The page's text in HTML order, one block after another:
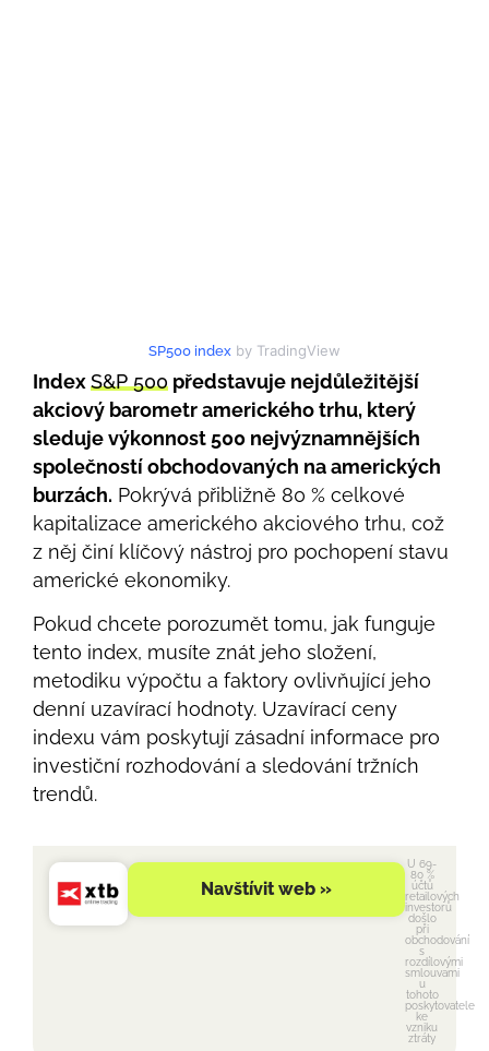
SP500 index by TradingView
IndexS&P 500 představuje nejdůležitější
akciový barometr amerického trhu, který
sleduje výkonnost 500 nejvýznamnějších
společností obchodovaných na amerických
burzách. Pokrývá přibližně 80 % celkové
kapitalizace amerického akciového trhu, což
z něj činí klíčový nástroj pro pochopení stavu
americké ekonomiky.
Pokud chcete porozumět tomu, jak funguje
tento index, musíte znát jeho složení,
metodiku výpočtu a faktory ovlivňující jeho
denní uzavírací hodnoty. Uzavírací ceny
indexu vám poskytují zásadní informace pro
investiční rozhodování a sledování tržních
trendů.
Navštívit web »
U 69-
80 %
účtů
retailových
investorů
došlo
při
obchodování
s
rozdílovými
smlouvami
u
tohoto
poskytovatele
ke
vzniku
ztráty